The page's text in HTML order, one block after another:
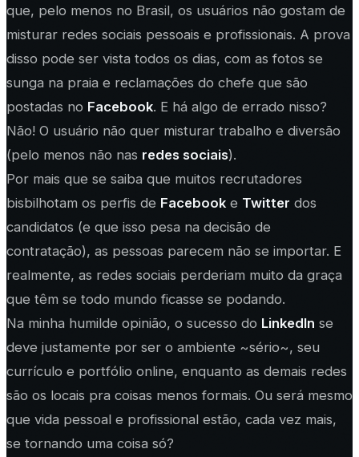
que, pelo menos no Brasil, os usuários não gostam de
misturar redes sociais pessoais e profissionais. A prova
disso pode ser vista todos os dias, com as fotos se
sunga na praia e reclamações do chefe que são
postadas no Facebook. E há algo de errado nisso?
Não! O usuário não quer misturar trabalho e diversão
(pelo menos não nas redes sociais).
Por mais que se saiba que muitos recrutadores
bisbilhotam os perfis de Facebook e Twitter dos
candidatos (e que isso pesa na decisão de
contratação), as pessoas parecem não se importar. E
realmente, as redes sociais perderiam muito da graça
que têm se todo mundo ficasse se podando.
Na minha humilde opinião, o sucesso do LinkedIn se
deve justamente por ser o ambiente ~sério~, seu
currículo e portfólio online, enquanto as demais redes
são os locais pra coisas menos formais. Ou será mesmo
que vida pessoal e profissional estão, cada vez mais,
se tornando uma coisa só?